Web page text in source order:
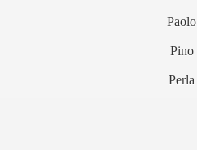
Paolo
Pino
Perla